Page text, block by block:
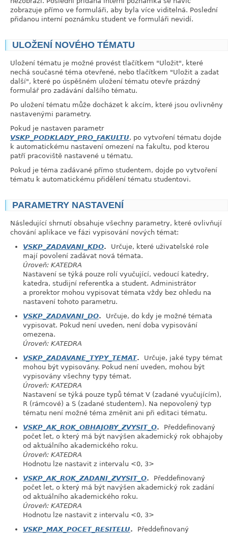
zobrazuje přímo ve formuláři, aby byla více viditelná. Poslední
přidanou interní poznámku student ve formuláři nevidí.
ULOŽENÍ NOVÉHO TÉMATU
Uložení tématu je možné provést tlačítkem "Uložit", které
nechá současné téma otevřené, nebo tlačítkem "Uložit a zadat
další", které po úspěšném uložení tématu otevře prázdný
formulář pro zadávání dalšího tématu.
Po uložení tématu může docházet k akcím, které jsou ovlivněny
nastavenými parametry.
Pokud je nastaven parametr
VSKP_PODKLADY_PRO_FAKULTU, po vytvoření tématu dojde
k automatickému nastavení omezení na fakultu, pod kterou
patří pracoviště nastavené u tématu.
Pokud je téma zadávané přímo studentem, dojde po vytvoření
tématu k automatickému přidělení tématu studentovi.
PARAMETRY NASTAVENÍ
Následující shrnutí obsahuje všechny parametry, které ovlivňují
chování aplikace ve fázi vypisování nových témat:
VSKP_ZADAVANI_KDO.
Určuje, které uživatelské role
mají povolení zadávat nová témata.
Úroveň: KATEDRA
Nastavení se týká pouze rolí vyučující, vedoucí katedry,
katedra, studijní referentka a student. Administrátor
a prorektor mohou vypisovat témata vždy bez ohledu na
nastavení tohoto parametru.
VSKP_ZADAVANI_DO.
Určuje, do kdy je možné témata
vypisovat. Pokud není uveden, není doba vypisování
omezena.
Úroveň: KATEDRA
VSKP_ZADAVANE_TYPY_TEMAT.
Určuje, jaké typy témat
mohou být vypisovány. Pokud není uveden, mohou být
vypisovány všechny typy témat.
Úroveň: KATEDRA
Nastavení se týká pouze typů témat V (zadané vyučujícím),
R (rámcové) a S (zadané studentem). Na nepovolený typ
tématu není možné téma změnit ani při editaci tématu.
VSKP_AK_ROK_OBHAJOBY_ZVYSIT_O.
Předdefinovaný
počet let, o který má být navýšen akademický rok obhajoby
od aktuálního akademického roku.
Úroveň: KATEDRA
Hodnotu lze nastavit z intervalu <0, 3>
VSKP_AK_ROK_ZADANI_ZVYSIT_O.
Předdefinovaný
počet let, o který má být navýšen akademický rok zadání
od aktuálního akademického roku.
Úroveň: KATEDRA
Hodnotu lze nastavit z intervalu <0, 3>
VSKP_MAX_POCET_RESITELU.
Předdefinovaný